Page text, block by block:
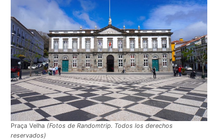
Praça Velha (Fotos de Randomtrip. Todos los derechos
reservados)